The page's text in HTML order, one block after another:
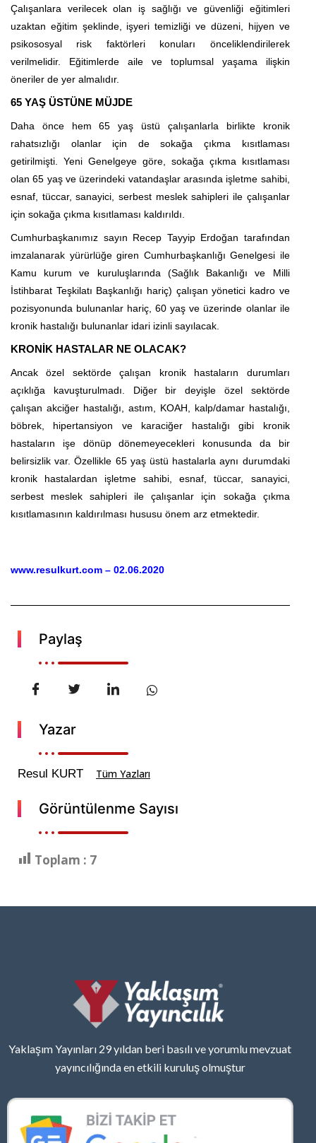
Çalışanlara verilecek olan iş sağlığı ve güvenliği eğitimleri
uzaktan eğitim şeklinde, işyeri temizliği ve düzeni, hijyen ve
psikososyal risk faktörleri konuları önceliklendirilerek
verilmelidir. Eğitimlerde aile ve toplumsal yaşama ilişkin
öneriler de yer almalıdır.
65 YAŞ ÜSTÜNE MÜJDE
Daha önce hem 65 yaş üstü çalışanlarla birlikte kronik
rahatsızlığı olanlar için de sokağa çıkma kısıtlaması
getirilmişti. Yeni Genelgeye göre, sokağa çıkma kısıtlaması
olan 65 yaş ve üzerindeki vatandaşlar arasında işletme sahibi,
esnaf, tüccar, sanayici, serbest meslek sahipleri ile çalışanlar
için sokağa çıkma kısıtlaması kaldırıldı.
Cumhurbaşkanımız sayın Recep Tayyip Erdoğan tarafından
imzalanarak yürürlüğe giren Cumhurbaşkanlığı Genelgesi ile
Kamu kurum ve kuruluşlarında (Sağlık Bakanlığı ve Milli
İstihbarat Teşkilatı Başkanlığı hariç) çalışan yönetici kadro ve
pozisyonunda bulunanlar hariç, 60 yaş ve üzerinde olanlar ile
kronik hastalığı bulunanlar idari izinli sayılacak.
KRONİK HASTALAR NE OLACAK?
Ancak özel sektörde çalışan kronik hastaların durumları
açıklığa kavuşturulmadı. Diğer bir deyişle özel sektörde
çalışan akciğer hastalığı, astım, KOAH, kalp/damar hastalığı,
böbrek, hipertansiyon ve karaciğer hastalığı gibi kronik
hastaların işe dönüp dönemeyecekleri konusunda da bir
belirsizlik var. Özellikle 65 yaş üstü hastalarla aynı durumdaki
kronik hastalardan işletme sahibi, esnaf, tüccar, sanayici,
serbest meslek sahipleri ile çalışanlar için sokağa çıkma
kısıtlamasının kaldırılması hususu önem arz etmektedir.
www.resulkurt.com – 02.06.2020
Paylaş
Yazar
Resul KURT Tüm Yazları
Görüntülenme Sayısı
Toplam : 7
Yaklaşım Yayınları 29 yıldan beri basılı ve yorumlu mevzuat
yayıncılığında en etkili kuruluş olmuştur